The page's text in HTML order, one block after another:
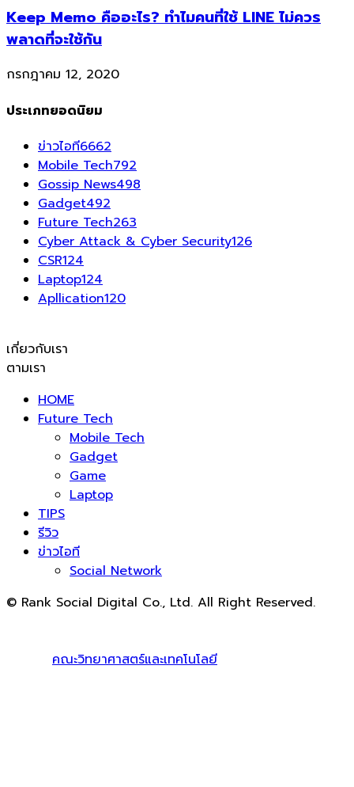
Keep Memo คืออะไร? ทำไมคนที่ใช้ LINE ไม่ควร
พลาดที่จะใช้กัน
กรกฎาคม 12, 2020
ประเภทยอดนิยม
ข่าวไอที6662
Mobile Tech792
Gossip News498
Gadget492
Future Tech263
Cyber Attack & Cyber Security126
CSR124
Laptop124
Apllication120
เกี่ยวกับเรา
ตามเรา
HOME
Future Tech
Mobile Tech
Gadget
Game
Laptop
TIPS
รีวิว
ข่าวไอที
Social Network
© Rank Social Digital Co., Ltd. All Right Reserved.
คณะวิทยาศาสตร์และเทคโนโลยี